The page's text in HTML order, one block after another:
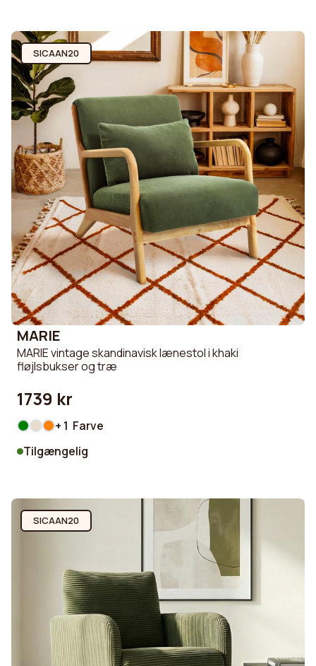
SICAAN20
MARIE
MARIE vintage skandinavisk lænestol i khaki
fløjlsbukser og træ
1739 kr
+ 1 Farve
Tilgængelig
SICAAN20